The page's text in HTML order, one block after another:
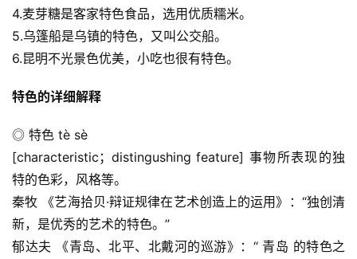
4.麦芽糖是客家特色食品，选用优质糯米。
5.乌篷船是乌镇的特色，又叫公交船。
6.昆明不光景色优美，小吃也很有特色。
特色的详细解释
◎ 特色 tè sè
[characteristic；distingushing feature] 事物所表现的独
特的色彩，风格等。
秦牧 《艺海拾贝·辩证规律在艺术创造上的运用》：“独创清
新，是优秀的艺术的特色。”
郁达夫 《青岛、北平、北戴河的巡游》：“ 青岛 的特色之